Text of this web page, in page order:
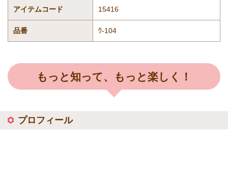
アイテムコード 15416
品番 ｳ-104
もっと知って、もっと楽しく！
プロフィール